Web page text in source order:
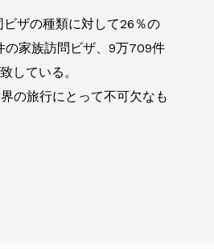
ザの種類に対して26％の
家族訪問ビザ、9万709件
している。
の旅行にとって不可欠なも